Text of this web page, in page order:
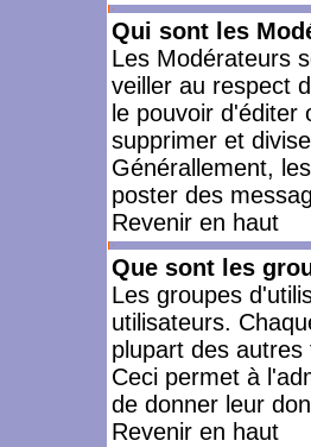
Qui sont les
Les Modérateurs
veiller au respect
le pouvoir d'éditer
supprimer et
Générallement,
poster des
Revenir en haut
Que sont les
Les groupes
utilisateurs.
plupart des
Ceci permet à
de donner leur
Revenir en haut